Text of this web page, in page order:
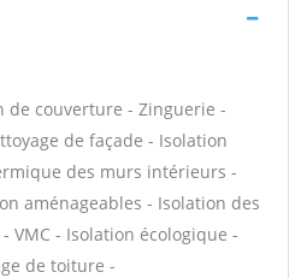
de couverture - Zinguerie -
de façade - Isolation
des murs intérieurs -
aménageables - Isolation des
VMC - Isolation écologique -
de toiture -